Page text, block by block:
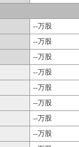
--万股
--万股
--万股
--万股
--万股
--万股
--万股
--万股